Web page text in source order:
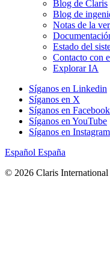
Blog de Claris
Blog de
Notas de la
Estado del
Contacto con
Explorar IA
Síganos en Linkedin
Síganos en X
Síganos en Facebook
Síganos en YouTube
Síganos en Instagram
Español España
© 2026 Claris International